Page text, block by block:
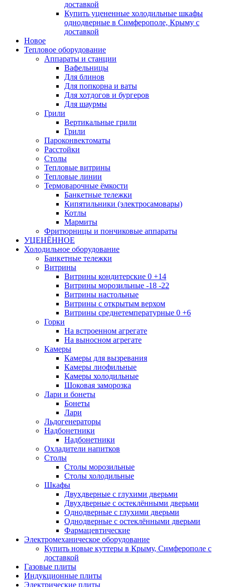
доставкой
Купить уцененные холодильные шкафы
однодверные в Симферополе, Крыму с
доставкой
Новое
Тепловое оборудование
Аппараты и станции
Вафельницы
Для блинов
Для попкорна и ваты
Для хотдогов и бургеров
Для шаурмы
Грили
Вертикальные грили
Грили
Пароконвектоматы
Расстойки
Столы
Тепловые витрины
Тепловые линии
Термоварочные ёмкости
Банкетные тележки
Кипятильники (электросамовары)
Котлы
Мармиты
Фритюрницы и пончиковые аппараты
УЦЕНЁННОЕ
Холодильное оборудование
Банкетные тележки
Витрины
Витрины кондитерские 0 +14
Витрины морозильные -18 -22
Витрины настольные
Витрины с открытым верхом
Витрины среднетемпературные 0 +6
Горки
На встроенном агрегате
На выносном агрегате
Камеры
Камеры для вызревания
Камеры лиофильные
Камеры холодильные
Шоковая заморозка
Лари и бонеты
Бонеты
Лари
Льдогенераторы
Надбонетники
Надбонетники
Охладители напитков
Столы
Столы морозильные
Столы холодильные
Шкафы
Двухдверные с глухими дверьми
Двухдверные с остеклёнными дверьми
Однодверные с глухими дверьми
Однодверные с остеклёнными дверьми
Фармацевтические
Электромеханическое оборудование
Купить новые куттеры в Крыму, Симферополе с
доставкой
Газовые плиты
Индукционные плиты
Электрические плиты